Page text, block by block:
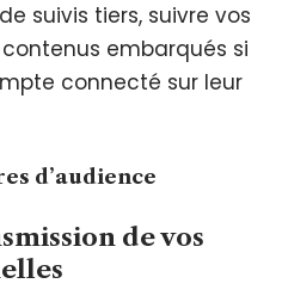
suivis tiers, suivre vos
embarqués si
connecté sur leur
d’audience
de vos